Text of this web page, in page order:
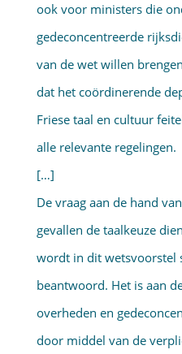
ook voor ministers die
gedeconcentreer­de
van de wet willen
dat het coördinerende
Friese taal en cultuur
alle relevante regelingen.
[…]
De vraag aan de hand
gevallen de taalkeuze
wordt in dit wetsvoorstel
beantwoord. Het is aan
overheden en
door middel van de